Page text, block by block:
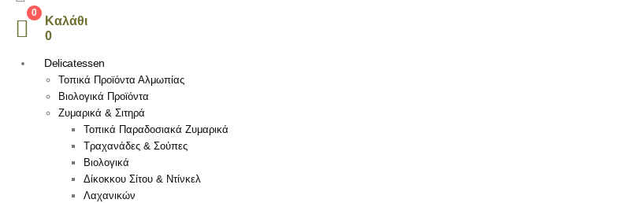
0
Καλάθι
0
Delicatessen
Τοπικά Προϊόντα Αλμωπίας
Βιολογικά Προϊόντα
Ζυμαρικά & Σιτηρά
Τοπικά Παραδοσιακά Ζυμαρικά
Τραχανάδες & Σούπες
Βιολογικά
Δίκοκκου Σίτου & Ντίνκελ
Λαχανικών